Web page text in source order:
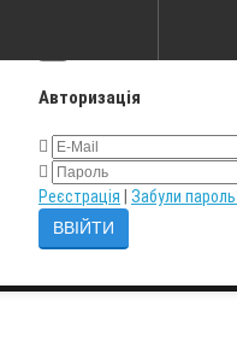
Авторизація
Реєстрація Забули